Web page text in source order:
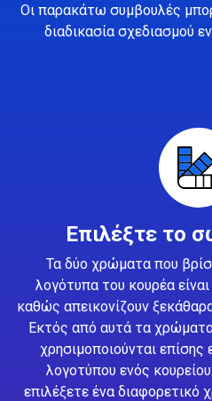
Οι παρακάτω συμβουλές
διαδικασία σχεδιασμού
Επιλέξτε το
Τα δύο χρώματα που
λογότυπα του κουρέα
καθώς απεικονίζουν
Εκτός από αυτά τα
χρησιμοποιούνται
λογοτύπου ενός
επιλέξετε ένα